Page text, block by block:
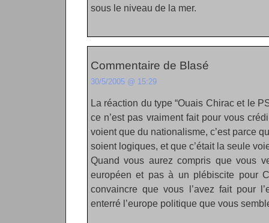
sous le niveau de la mer.
Commentaire de Blasé
30/5/2005 @ 15:29
La réaction du type “Ouais Chirac et le
ce n’est pas vraiment fait pour vous
voient que du nationalisme, c’est parce
soient logiques, et que c’était la seule
Quand vous aurez compris que vous
européen et pas à un plébiscite pour
convaincre que vous l’avez fait pour
enterré l’europe politique que vous